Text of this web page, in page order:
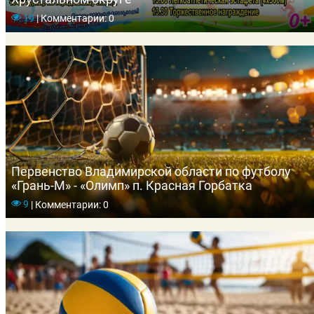
19|Комментарии: 0
Первенство Владимирской области по футболу
«Грань-М» - «Олимп» п. Красная Горбатка
9 |Комментарии: 0